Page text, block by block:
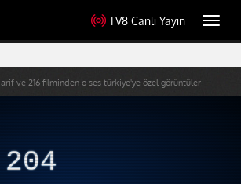
TV8 Canlı Yayın
arif ve 216 filminden o ses türkiye'ye özel görüntüler
204